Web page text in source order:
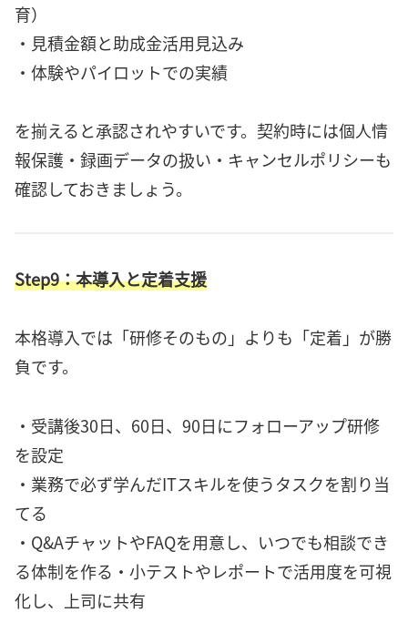
育）
・見積金額と助成金活用見込み
・体験やパイロットでの実績
を揃えると承認されやすいです。契約時には個人情
報保護・録画データの扱い・キャンセルポリシーも
確認しておきましょう。
Step9：本導入と定着支援
本格導入では「研修そのもの」よりも「定着」が勝
負です。
・受講後30日、60日、90日にフォローアップ研修
を設定
・業務で必ず学んだITスキルを使うタスクを割り当
てる
・Q&AチャットやFAQを用意し、いつでも相談でき
る体制を作る・小テストやレポートで活用度を可視
化し、上司に共有